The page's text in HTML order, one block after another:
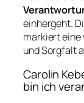
einhergeht.
markiert eine
und Sorgfalt
Carolin
bin ich